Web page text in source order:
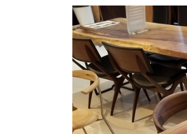
加工技術
商品情報
ATELIER MOKUBAの一枚板テーブル
ATELIER MOKUBAの一枚板×異素材
特別なダイニングチェア
一枚板用のテーブル脚